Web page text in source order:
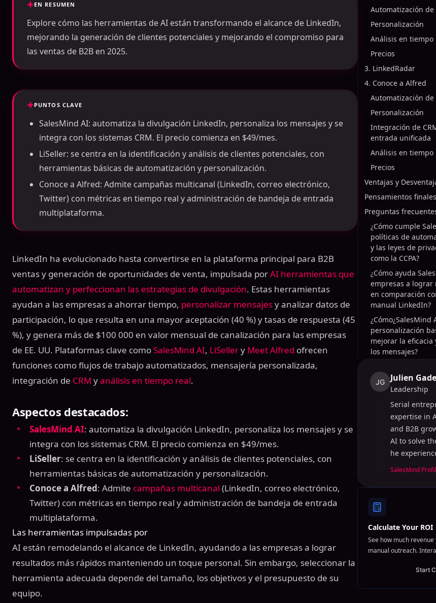
EN RESUMEN
Explore cómo las herramientas de AI están transformando el alcance de LinkedIn,
mejorando la generación de clientes potenciales y mejorando el compromiso para
las ventas de B2B en 2025.
PUNTOS CLAVE
SalesMind AI: automatiza la divulgación LinkedIn, personaliza los mensajes y se
integra con los sistemas CRM. El precio comienza en $49/mes.
LiSeller: se centra en la identificación y análisis de clientes potenciales, con
herramientas básicas de automatización y personalización.
Conoce a Alfred: Admite campañas multicanal (LinkedIn, correo electrónico,
Twitter) con métricas en tiempo real y administración de bandeja de entrada
multiplataforma.
LinkedIn ha evolucionado hasta convertirse en la plataforma principal para B2B
ventas y generación de oportunidades de venta, impulsada porAI herramientas que
automatizan y perfeccionan las estrategias de divulgación. Estas herramientas
ayudan a las empresas a ahorrar tiempo, personalizar mensajesy analizar datos de
participación, lo que resulta en una mayor aceptación (40 %) y tasas de respuesta (45
%), y genera más de $100 000 en valor mensual de canalización para las empresas
de EE. UU. Plataformas clave comoSalesMind AI, LiSellery Meet Alfred ofrecen
funciones como flujos de trabajo automatizados, mensajería personalizada,
integración de CRM yanálisis en tiempo real.
Aspectos destacados:
SalesMind AI: automatiza la divulgación LinkedIn, personaliza los mensajes y se
integra con los sistemas CRM. El precio comienza en $49/mes.
LiSeller: se centra en la identificación y análisis de clientes potenciales, con
herramientas básicas de automatización y personalización.
Conoce a Alfred: Admite campañas multicanal (LinkedIn, correo electrónico,
Twitter) con métricas en tiempo real y administración de bandeja de entrada
multiplataforma.
Las herramientas impulsadas por
AI están remodelando el alcance de LinkedIn, ayudando a las empresas a lograr
resultados más rápidos manteniendo un toque personal. Sin embargo, seleccionar la
herramienta adecuada depende del tamaño, los objetivos y el presupuesto de su
equipo.
Automatización
Personalización
Análisis en tiempo
Precios
3. LinkedRadar
4. Conoce a Alfred
Automatización
Personalización
Integración de
entrada unificada
Análisis en tiempo
Precios
Ventajas y
Pensamientos finales
Preguntas
¿Cómo cumple
políticas de
y las leyes de
como la CCPA?
¿Cómo ayuda
empresas a lograr
en comparación
manual LinkedIn?
¿Cómo¿SalesMind
personalización
mejorar la
los mensajes?
JG Julien
Leadership
Serial
expertise in
and B2B
AI to solve
he
SalesMind
Calculate Your ROI
See how much
manual outreach.
Start